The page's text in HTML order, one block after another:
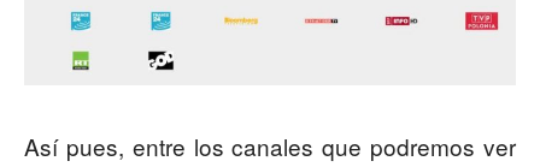
Así pues, entre los canales que podremos ver